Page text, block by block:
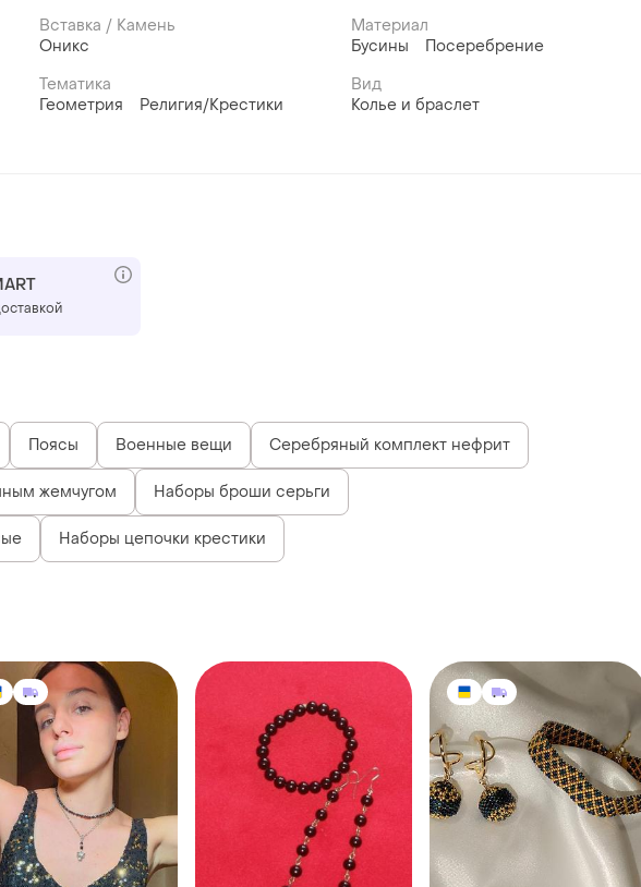
Вставка / Камень
Оникс
Материал
Бусины
Посеребрение
Тематика
Геометрия
Религия/Крестики
Вид
Колье и браслет
Поясы Военные вещи Серебряный комплект нефрит
жемчугом Наборы броши серьги
Наборы цепочки крестики